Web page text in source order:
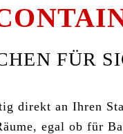
FÜR
direkt an Ihren
egal ob für